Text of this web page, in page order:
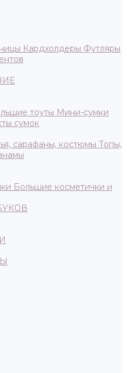
Кардхолдеры Футляры
тоуты Мини-сумки
сумок
сарафаны, костюмы Топы,
Большие косметички и